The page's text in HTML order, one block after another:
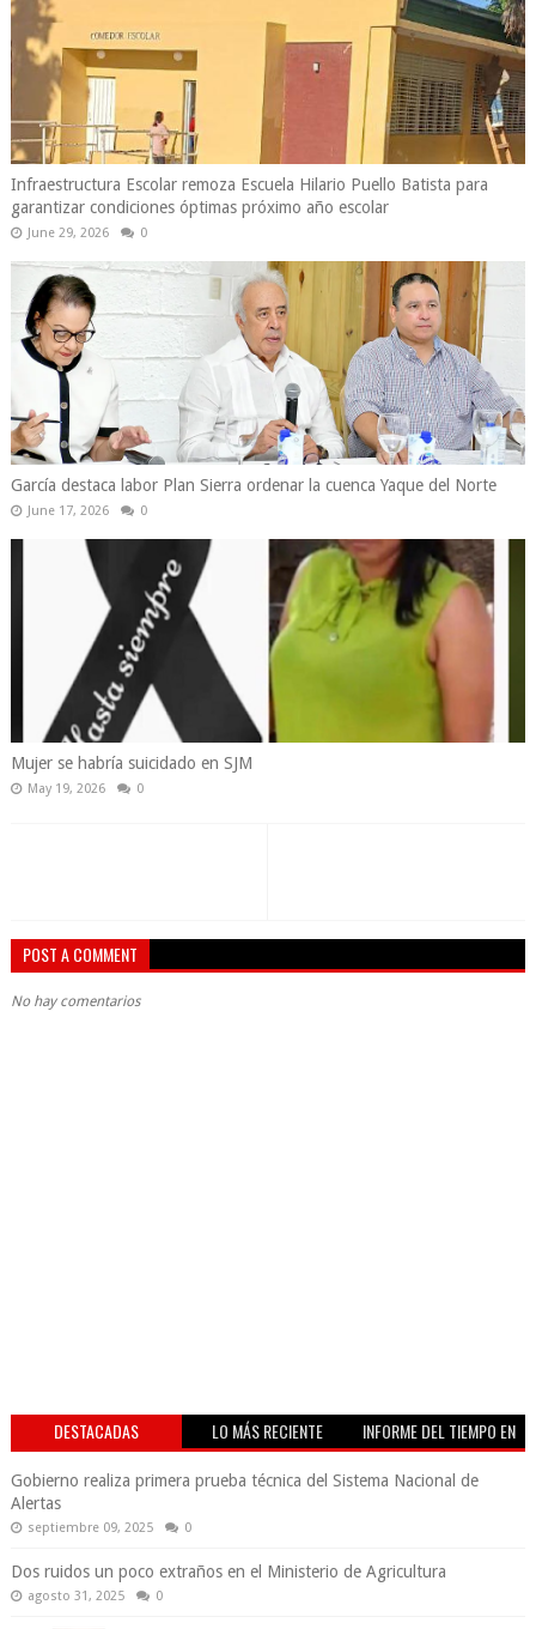
Infraestructura Escolar remoza Escuela Hilario Puello Batista para
garantizar condiciones óptimas próximo año escolar
June 29, 2026 0
García destaca labor Plan Sierra ordenar la cuenca Yaque del Norte
June 17, 2026 0
Mujer se habría suicidado en SJM
May 19, 2026 0
POST A COMMENT
No hay comentarios
DESTACADAS LO MÁS RECIENTE
INFORME DEL TIEMPO EN
Gobierno realiza primera prueba técnica del Sistema Nacional de
Alertas
septiembre 09, 2025 0
Dos ruidos un poco extraños en el Ministerio de Agricultura
agosto 31, 2025 0